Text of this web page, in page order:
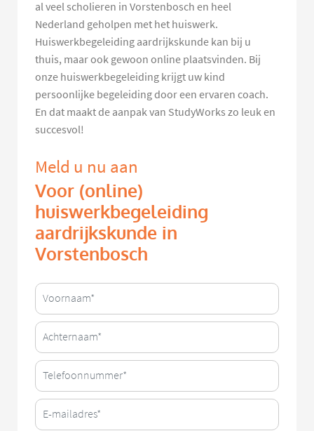
al veel scholieren in Vorstenbosch en heel
Nederland geholpen met het huiswerk.
Huiswerkbegeleiding aardrijkskunde kan bij u
thuis, maar ook gewoon online plaatsvinden. Bij
onze huiswerkbegeleiding krijgt uw kind
persoonlijke begeleiding door een ervaren coach.
En dat maakt de aanpak van StudyWorks zo leuk en
succesvol!
Meld u nu aan
Voor (online)
huiswerkbegeleiding
aardrijkskunde in
Vorstenbosch